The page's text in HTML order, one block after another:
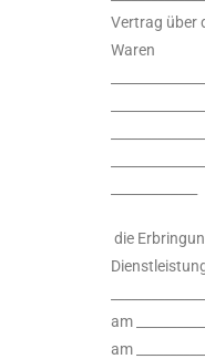
Vertrag über
Waren
die
am
am